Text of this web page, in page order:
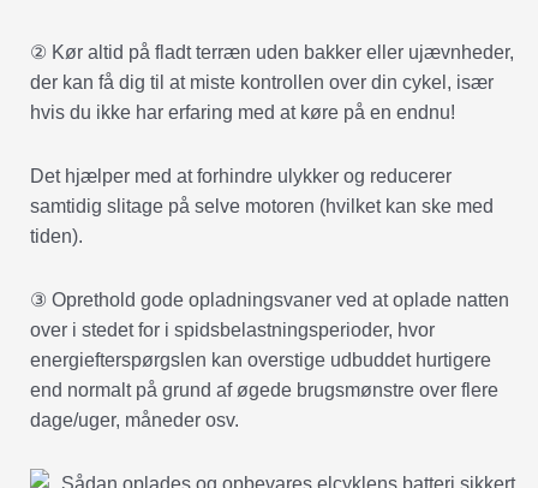
② Kør altid på fladt terræn uden bakker eller ujævnheder,
der kan få dig til at miste kontrollen over din cykel, især
hvis du ikke har erfaring med at køre på en endnu!
Det hjælper med at forhindre ulykker og reducerer
samtidig slitage på selve motoren (hvilket kan ske med
tiden).
③ Oprethold gode opladningsvaner ved at oplade natten
over i stedet for i spidsbelastningsperioder, hvor
energiefterspørgslen kan overstige udbuddet hurtigere
end normalt på grund af øgede brugsmønstre over flere
dage/uger, måneder osv.